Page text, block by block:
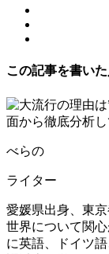
この記事を書いた
べらの
ライター
愛媛県出身、東
世界について関
に英語、ドイツ